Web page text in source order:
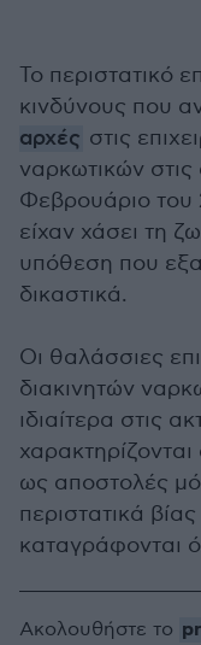
Το περιστατικό
κινδύνους που
αρχές στις
ναρκωτικών
Φεβρουάριο του
είχαν χάσει τη
υπόθεση που
δικαστικά.
Οι θαλάσσιες
διακινητών
ιδιαίτερα στις
ως αποστολές
περιστατικά
καταγράφονται
Ακολουθήστε το